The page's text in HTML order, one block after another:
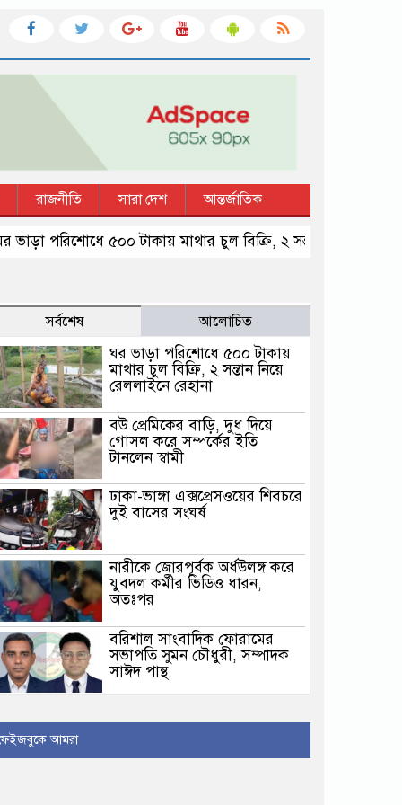
রাজনীতি সারা দেশ আন্তর্জাতিক
পরিশোধে ৫০০ টাকায় মাথার চুল বিক্রি, ২ সন্তান নিয়ে রেললাইনে
সর্বশেষ আলোচিত
ঘর ভাড়া পরিশোধে ৫০০ টাকায়
মাথার চুল বিক্রি, ২ সন্তান নিয়ে
রেললাইনে রেহানা
বউ প্রেমিকের বাড়ি, দুধ দিয়ে
গোসল করে সম্পর্কের ইতি
টানলেন স্বামী
ঢাকা-ভাঙ্গা এক্সপ্রেসওয়ের শিবচরে
দুই বাসের সংঘর্ষ
নারীকে জোরপূর্বক অর্ধউলঙ্গ করে
যুবদল কর্মীর ভিডিও ধারন,
অতঃপর
বরিশাল সাংবাদিক ফোরামের
সভাপতি সুমন চৌধুরী, সম্পাদক
সাঈদ পান্থ
কলেজ শিক্ষকদের সাথে প্রতিমন্ত্রী
সভা
আমরা